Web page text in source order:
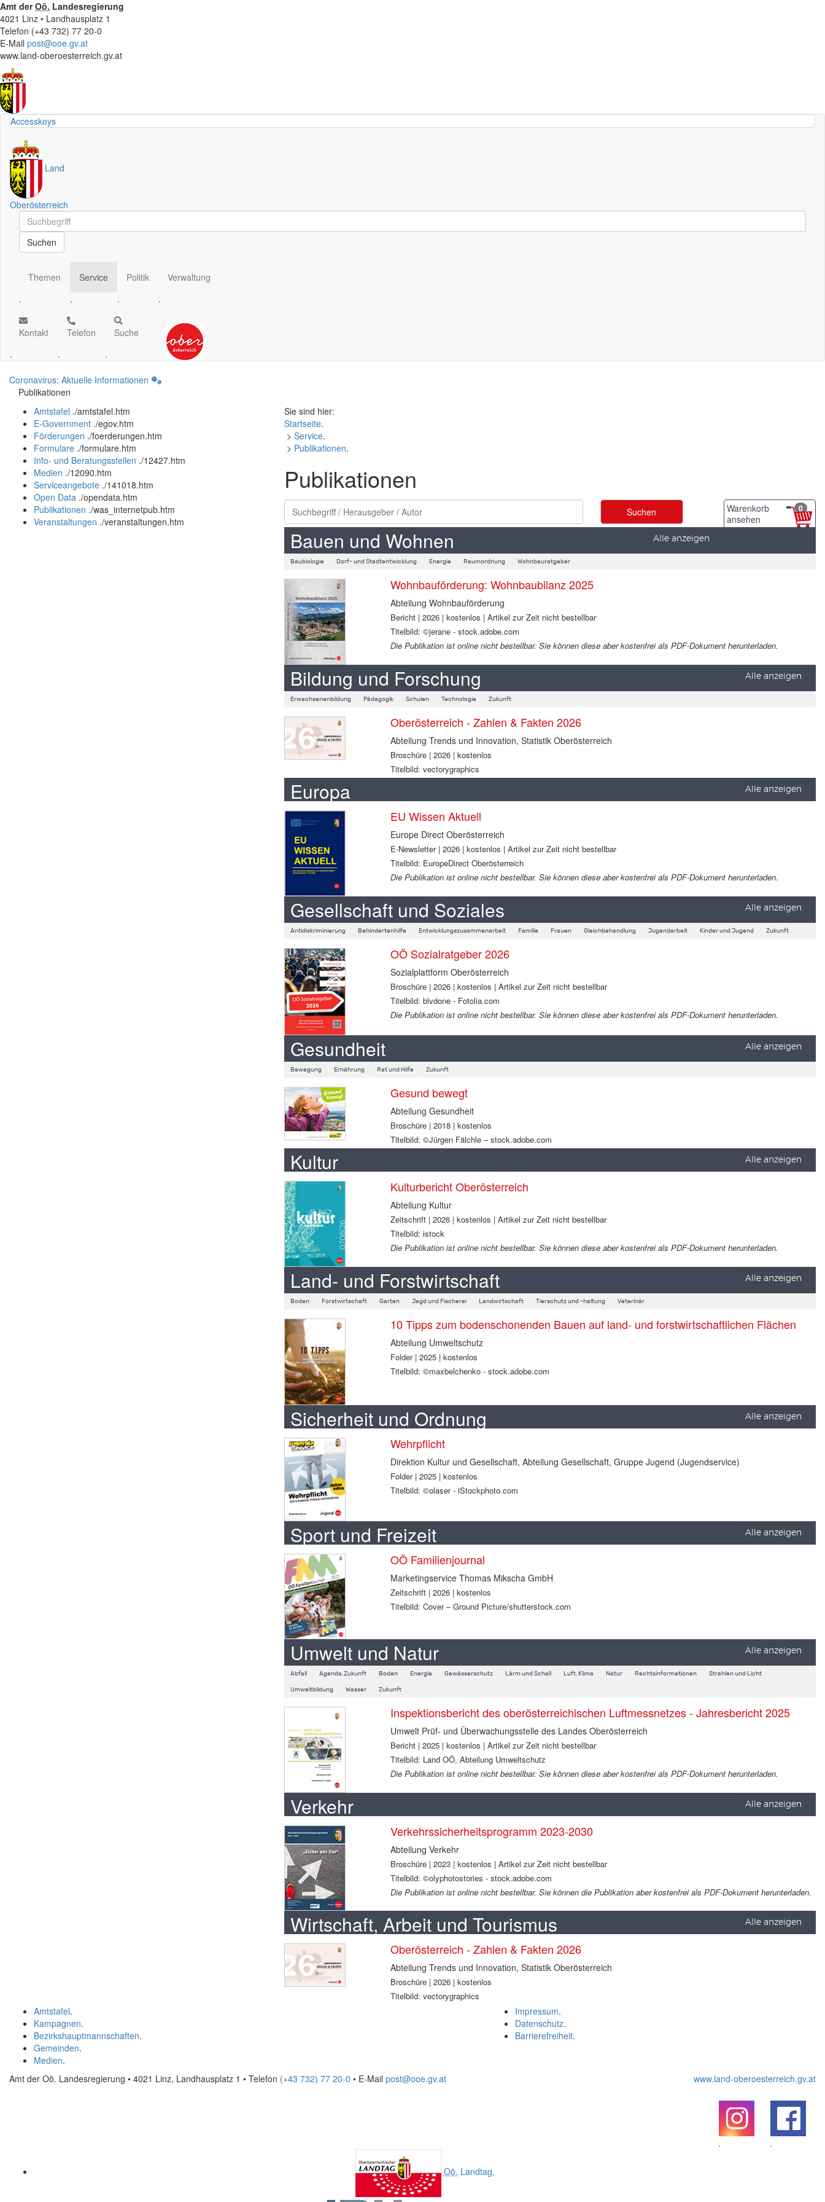
Amt derOö. Landesregierung
4021 Linz • Landhausplatz 1
Telefon (+43 732) 77 20-0
E-Mail post@ooe.gv.at
www.land-oberoesterreich.gv.at
Accesskeys
Land
Oberösterreich
Schnellsuche
Schnellsuche
Suchen
Themen
.
Service
.
Politik
.
Verwaltung
.
Kontakt
.
Telefon
.
Suche
.
Coronavirus: Aktuelle Informationen
Publikationen
Amtstafel ./amtstafel.htm
E-Government ./egov.htm
Förderungen ./foerderungen.htm
Formulare ./formulare.htm
Info- und Beratungsstellen ./12427.htm
Medien ./12090.htm
Serviceangebote ./141018.htm
Open Data ./opendata.htm
Publikationen ./was_internetpub.htm
Veranstaltungen ./veranstaltungen.htm
Sie sind hier:
Startseite.
> Service.
> Publikationen.
Publikationen
Warenkorb
ansehen
0
Bauen und Wohnen Alle anzeigen
Baubiologie Dorf- und Stadtentwicklung Energie Raumordnung Wohnbauratgeber
Wohnbauförderung: Wohnbaubilanz 2025
Abteilung Wohnbauförderung
Bericht | 2026 | kostenlos | Artikel zur Zeit nicht bestellbar
Titelbild: ©jerane - stock.adobe.com
Die Publikation ist online nicht bestellbar. Sie können diese aber kostenfrei als PDF-Dokument herunterladen.
Bildung und Forschung Alle anzeigen
Erwachsenenbildung Pädagogik Schulen Technologie Zukunft
Oberösterreich - Zahlen & Fakten 2026
Abteilung Trends und Innovation, Statistik Oberösterreich
Broschüre | 2026 | kostenlos
Titelbild: vectorygraphics
Europa Alle anzeigen
EU Wissen Aktuell
Europe Direct Oberösterreich
E-Newsletter | 2026 | kostenlos | Artikel zur Zeit nicht bestellbar
Titelbild: EuropeDirect Oberösterreich
Die Publikation ist online nicht bestellbar. Sie können diese aber kostenfrei als PDF-Dokument herunterladen.
Gesellschaft und Soziales Alle anzeigen
Antidiskriminierung Behindertenhilfe Entwicklungszusammenarbeit Familie Frauen Gleichbehandlung Jugendarbeit Kinder und Jugend Zukunft
OÖ Sozialratgeber 2026
Sozialplattform Oberösterreich
Broschüre | 2026 | kostenlos | Artikel zur Zeit nicht bestellbar
Titelbild: blvdone - Fotolia.com
Die Publikation ist online nicht bestellbar. Sie können diese aber kostenfrei als PDF-Dokument herunterladen.
Gesundheit Alle anzeigen
Bewegung Ernährung Rat und Hilfe Zukunft
Gesund bewegt
Abteilung Gesundheit
Broschüre | 2018 | kostenlos
Titelbild: ©Jürgen Fälchle – stock.adobe.com
Kultur Alle anzeigen
Kulturbericht Oberösterreich
Abteilung Kultur
Zeitschrift | 2026 | kostenlos | Artikel zur Zeit nicht bestellbar
Titelbild: istock
Die Publikation ist online nicht bestellbar. Sie können diese aber kostenfrei als PDF-Dokument herunterladen.
Land- und Forstwirtschaft Alle anzeigen
Boden Forstwirtschaft Garten Jagd und Fischerei Landwirtschaft Tierschutz und -haltung Veterinär
10 Tipps zum bodenschonenden Bauen auf land- und forstwirtschaftlichen Flächen
Abteilung Umweltschutz
Folder | 2025 | kostenlos
Titelbild: ©maxbelchenko - stock.adobe.com
Sicherheit und Ordnung Alle anzeigen
Wehrpflicht
Direktion Kultur und Gesellschaft, Abteilung Gesellschaft, Gruppe Jugend (Jugendservice)
Folder | 2025 | kostenlos
Titelbild: ©olaser - iStockphoto.com
Sport und Freizeit Alle anzeigen
OÖ Familienjournal
Marketingservice Thomas Mikscha GmbH
Zeitschrift | 2026 | kostenlos
Titelbild: Cover – Ground Picture/shutterstock.com
Umwelt und Natur Alle anzeigen
Abfall Agenda.Zukunft Boden Energie Gewässerschutz Lärm und Schall Luft, Klima Natur Rechtsinformationen Strahlen und Licht
Umweltbildung Wasser Zukunft
Inspektionsbericht des oberösterreichischen Luftmessnetzes - Jahresbericht 2025
Umwelt Prüf- und Überwachungsstelle des Landes Oberösterreich
Bericht | 2025 | kostenlos | Artikel zur Zeit nicht bestellbar
Titelbild: Land OÖ, Abteilung Umweltschutz
Die Publikation ist online nicht bestellbar. Sie können diese aber kostenfrei als PDF-Dokument herunterladen.
Verkehr Alle anzeigen
Verkehrssicherheitsprogramm 2023-2030
Abteilung Verkehr
Broschüre | 2023 | kostenlos | Artikel zur Zeit nicht bestellbar
Titelbild: ©olyphotostories - stock.adobe.com
Die Publikation ist online nicht bestellbar. Sie können die Publikation aber kostenfrei als PDF-Dokument herunterladen.
Wirtschaft, Arbeit und Tourismus Alle anzeigen
Oberösterreich - Zahlen & Fakten 2026
Abteilung Trends und Innovation, Statistik Oberösterreich
Broschüre | 2026 | kostenlos
Titelbild: vectorygraphics
Impressum.
Datenschutz.
Barrierefreiheit.
Amtstafel.
Kampagnen.
Bezirkshauptmannschaften.
Gemeinden.
Medien.
Amt der Oö. Landesregierung • 4021 Linz, Landhausplatz 1 • Telefon (+43 732) 77 20-0 • E-Mail post@ooe.gv.at www.land-oberoesterreich.gv.at
.
.
Oö. Landtag.